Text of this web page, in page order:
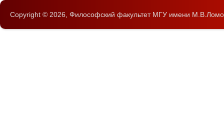
Copyright © 2026, Философский факультет МГУ имени